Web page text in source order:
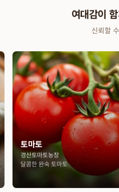
여대감이
신뢰할
토마토
경산토마토농장
달콤한 완숙 토마토